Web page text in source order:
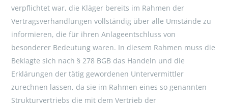
verpflichtet war, die Kläger bereits im Rahmen der
Vertragsverhandlungen vollständig über alle Umstände zu
informieren, die für ihren Anlageentschluss von
besonderer Bedeutung waren. In diesem Rahmen muss die
Beklagte sich nach § 278 BGB das Handeln und die
Erklärungen der tätig gewordenen Untervermittler
zurechnen lassen, da sie im Rahmen eines so genannten
Strukturvertriebs die mit dem Vertrieb der